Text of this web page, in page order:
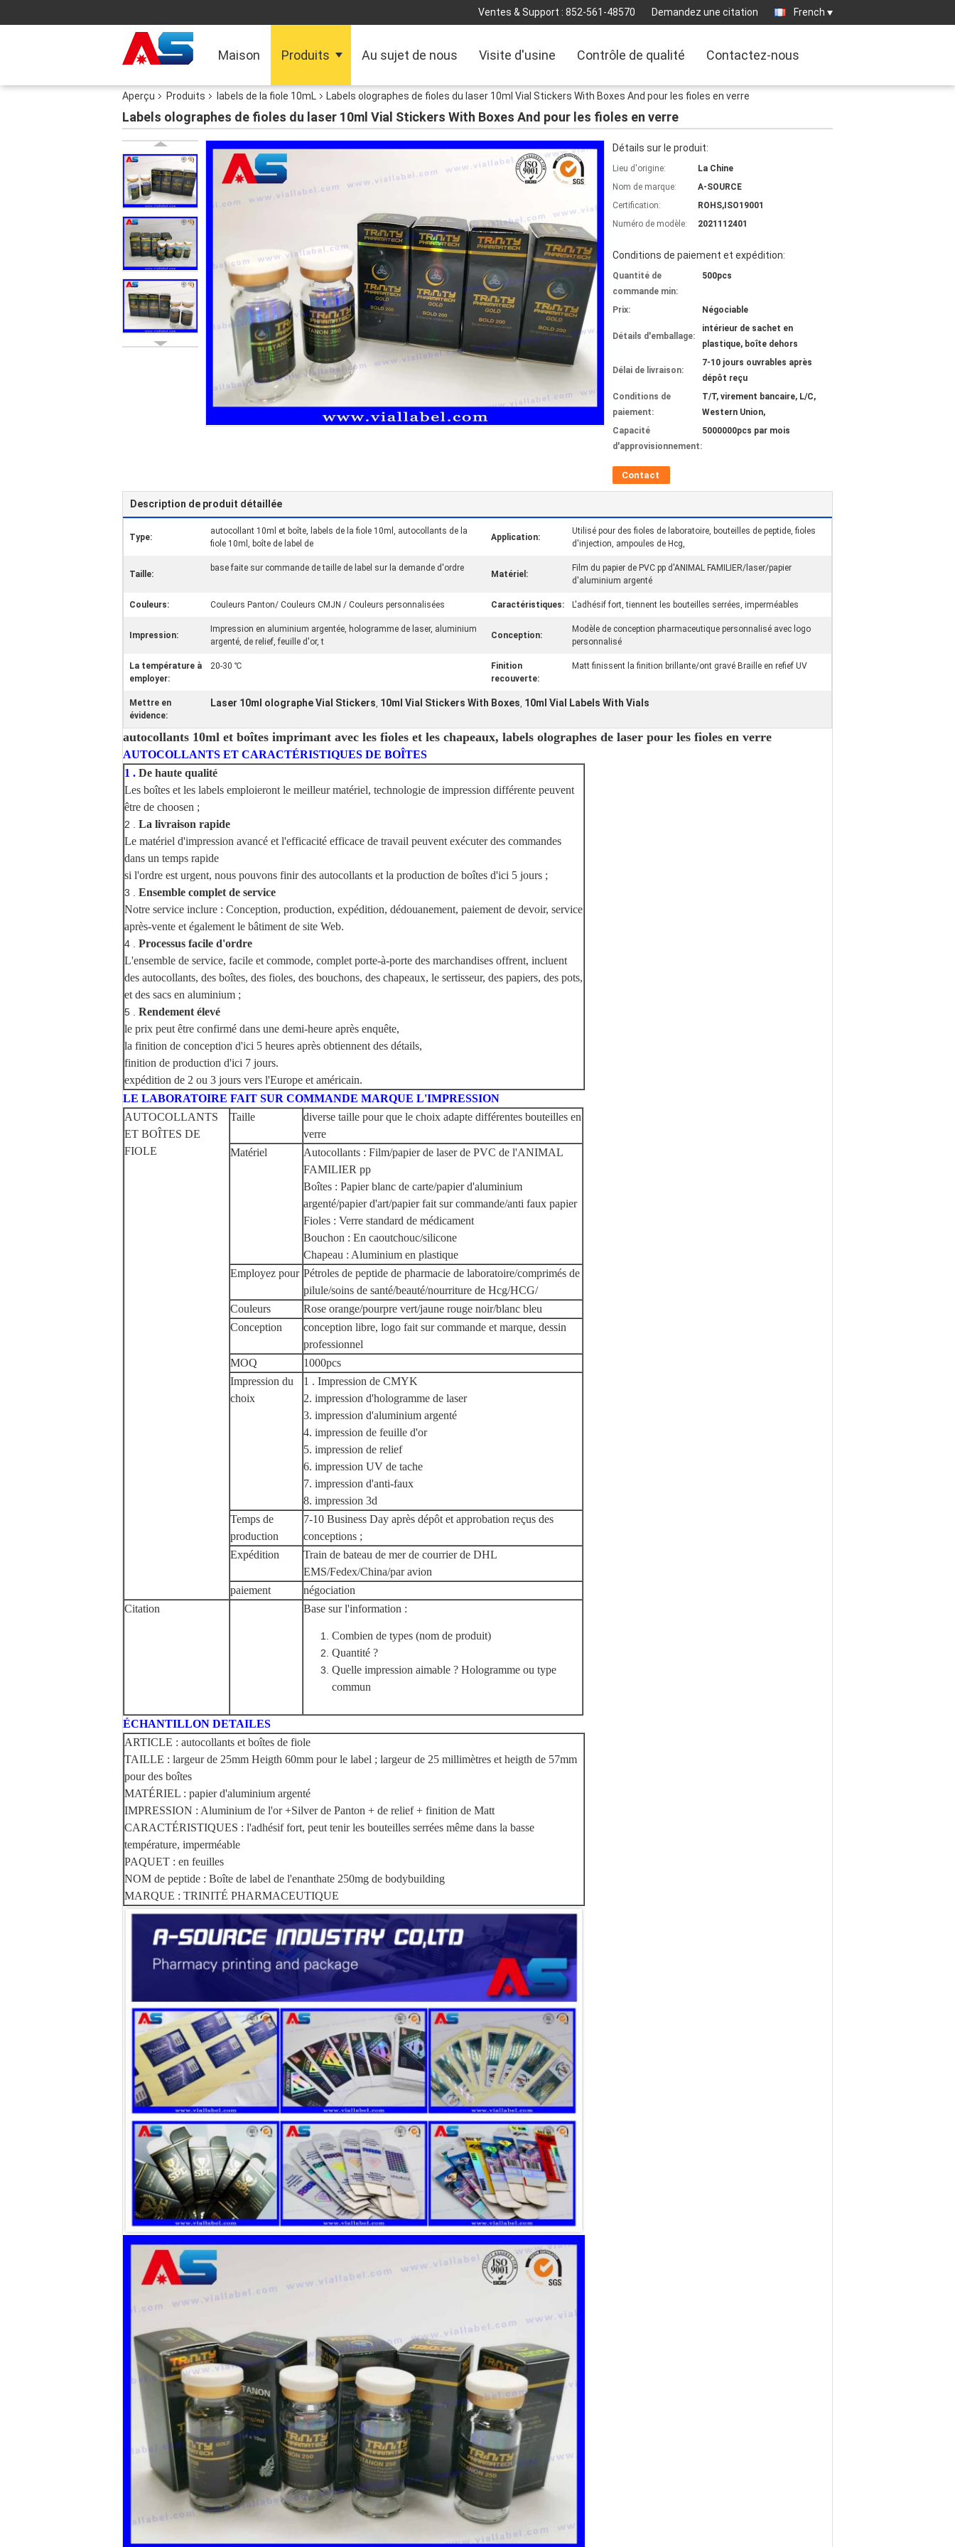
Ventes & Support : 852-561-48570 Demandez une citation French
Maison Produits Au sujet de nous Visite d'usine Contrôle de qualité Contactez-nous
Aperçu Produits labels de la fiole 10mL Labels olographes de fioles du laser 10ml Vial Stickers With Boxes And pour les fioles en verre
Labels olographes de fioles du laser 10ml Vial Stickers With Boxes And pour les fioles en verre
Détails sur le produit:
Lieu d'origine:
La Chine
Nom de marque:
A-SOURCE
Certification:
ROHS,ISO19001
Numéro de modèle:
2021112401
Conditions de paiement et expédition:
Quantité de
commande min:
500pcs
Prix: Négociable
Détails d'emballage:
intérieur de sachet en
plastique, boîte dehors
Délai de livraison:
7-10 jours ouvrables après
dépôt reçu
Conditions de
paiement:
T/T, virement bancaire, L/C,
Western Union,
Capacité
d'approvisionnement:
5000000pcs par mois
Contact
Description de produit détaillée
Type:
autocollant 10ml et boîte, labels de la fiole 10ml, autocollants de la
fiole 10ml, boîte de label de
Application:
Utilisé pour des fioles de laboratoire, bouteilles de peptide, fioles
d'injection, ampoules de Hcg,
Taille:
base faite sur commande de taille de label sur la demande d'ordre
Matériel:
Film du papier de PVC pp d'ANIMAL FAMILIER/laser/papier
d'aluminium argenté
Couleurs: Couleurs Panton/ Couleurs CMJN / Couleurs personnalisées Caractéristiques: L'adhésif fort, tiennent les bouteilles serrées, imperméables
Impression:
Impression en aluminium argentée, hologramme de laser, aluminium
argenté, de relief, feuille d'or, t
Conception:
Modèle de conception pharmaceutique personnalisé avec logo
personnalisé
La température à
employer:
20-30 ℃
Finition
recouverte:
Matt finissent la finition brillante/ont gravé Braille en refief UV
Mettre en
évidence:
Laser 10ml olographe Vial Stickers, 10ml Vial Stickers With Boxes, 10ml Vial Labels With Vials
autocollants 10ml et boîtes imprimant avec les fioles et les chapeaux, labels olographes de laser pour les fioles en verre
AUTOCOLLANTS ET CARACTÉRISTIQUES DE BOÎTES
1 . De haute qualité
Les boîtes et les labels emploieront le meilleur matériel, technologie de impression différente peuvent
être de choosen ;
2 . La livraison rapide
Le matériel d'impression avancé et l'efficacité efficace de travail peuvent exécuter des commandes
dans un temps rapide
si l'ordre est urgent, nous pouvons finir des autocollants et la production de boîtes d'ici 5 jours ;
3 . Ensemble complet de service
Notre service inclure : Conception, production, expédition, dédouanement, paiement de devoir, service
après-vente et également le bâtiment de site Web.
4 . Processus facile d'ordre
L'ensemble de service, facile et commode, complet porte-à-porte des marchandises offrent, incluent
des autocollants, des boîtes, des fioles, des bouchons, des chapeaux, le sertisseur, des papiers, des pots,
et des sacs en aluminium ;
5 . Rendement élevé
le prix peut être confirmé dans une demi-heure après enquête,
la finition de conception d'ici 5 heures après obtiennent des détails,
finition de production d'ici 7 jours.
expédition de 2 ou 3 jours vers l'Europe et américain.
LE LABORATOIRE FAIT SUR COMMANDE MARQUE L'IMPRESSION
AUTOCOLLANTS
ET BOÎTES DE
FIOLE
Taille
diverse taille pour que le choix adapte différentes bouteilles en
verre
Matériel
Autocollants : Film/papier de laser de PVC de l'ANIMAL
FAMILIER pp
Boîtes : Papier blanc de carte/papier d'aluminium
argenté/papier d'art/papier fait sur commande/anti faux papier
Fioles : Verre standard de médicament
Bouchon : En caoutchouc/silicone
Chapeau : Aluminium en plastique
Employez pour Pétroles de peptide de pharmacie de laboratoire/comprimés de
pilule/soins de santé/beauté/nourriture de Hcg/HCG/
Couleurs
Rose orange/pourpre vert/jaune rouge noir/blanc bleu
Conception
conception libre, logo fait sur commande et marque, dessin
professionnel
MOQ
1000pcs
Impression du
choix
1 . Impression de CMYK
2. impression d'hologramme de laser
3. impression d'aluminium argenté
4. impression de feuille d'or
5. impression de relief
6. impression UV de tache
7. impression d'anti-faux
8. impression 3d
Temps de
production
7-10 Business Day après dépôt et approbation reçus des
conceptions ;
Expédition
Train de bateau de mer de courrier de DHL
EMS/Fedex/China/par avion
paiement
négociation
Citation
Base sur l'information :
Combien de types (nom de produit)
Quantité ?
Quelle impression aimable ? Hologramme ou type
commun
ÉCHANTILLON DETAILES
ARTICLE : autocollants et boîtes de fiole
TAILLE : largeur de 25mm Heigth 60mm pour le label ; largeur de 25 millimètres et heigth de 57mm
pour des boîtes
MATÉRIEL : papier d'aluminium argenté
IMPRESSION : Aluminium de l'or +Silver de Panton + de relief + finition de Matt
CARACTÉRISTIQUES : l'adhésif fort, peut tenir les bouteilles serrées même dans la basse
température, imperméable
PAQUET : en feuilles
NOM de peptide : Boîte de label de l'enanthate 250mg de bodybuilding
MARQUE : TRINITÉ PHARMACEUTIQUE